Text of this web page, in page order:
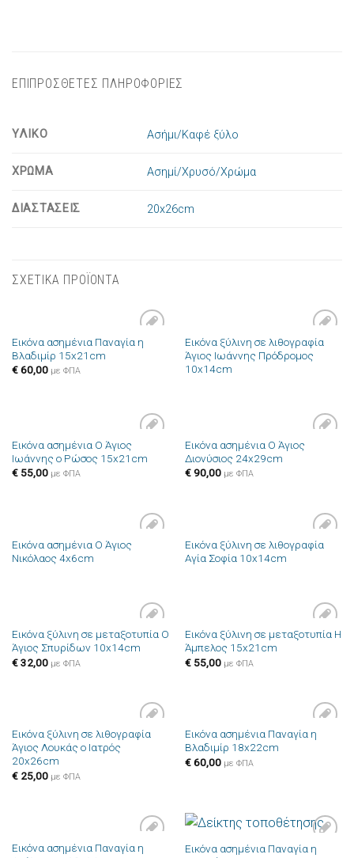
ΕΠΙΠΡΟΣΘΕΤΕΣ ΠΛΗΡΟΦΟΡΙΕΣ
ΥΛΙΚΟ Ασήμι/Καφέ ξύλο
ΧΡΩΜΑ Ασημί/Χρυσό/Χρώμα
ΔΙΑΣΤΑΣΕΙΣ 20x26cm
ΣΧΕΤΙΚΑ ΠΡΟΪΟΝΤΑ
Πρόσθήκη
Εικόνα ασημένια Παναγία η
Βλαδιμίρ 15x21cm
€60,00 με ΦΠΑ
Πρόσθήκη
στην λίστα
Εικόνα ξύλινη σε λιθογραφία
Άγιος Ιωάννης Πρόδρομος
10x14cm
Πρόσθήκη
στην λίστα
Εικόνα ασημένια Ο Άγιος
Ιωάννης ο Ρώσος 15x21cm
€55,00 με ΦΠΑ
Πρόσθήκη
Εικόνα ασημένια Ο Άγιος
Διονύσιος 24x29cm
€90,00 με ΦΠΑ
Πρόσθήκη
Εικόνα ασημένια Ο Άγιος
Νικόλαος 4x6cm
Πρόσθήκη
Εικόνα ξύλινη σε λιθογραφία
Αγία Σοφία 10x14cm
Πρόσθήκη
στην λίστα
Εικόνα ξύλινη σε μεταξοτυπία Ο
Άγιος Σπυρίδων 10x14cm
€32,00 με ΦΠΑ
Πρόσθήκη
Εικόνα ξύλινη σε μεταξοτυπία Η
Άμπελος 15x21cm
€55,00 με ΦΠΑ
Πρόσθήκη
στην λίστα
Εικόνα ξύλινη σε λιθογραφία
Άγιος Λουκάς ο Ιατρός
20x26cm
€25,00 με ΦΠΑ
Πρόσθήκη
Εικόνα ασημένια Παναγία η
Βλαδιμίρ 18x22cm
€60,00 με ΦΠΑ
Πρόσθήκη
Εικόνα ασημένια Παναγία η
Πρόσθήκη
Εικόνα ασημένια Παναγία η